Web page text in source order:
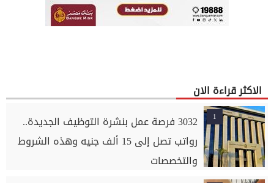
الاكثر قراءة الان
1
3032 فرصة عمل بنشرة التوظيف الجديدة..
رواتب تصل إلى 15 ألف جنيه وهذه الشروط
والتخصصات